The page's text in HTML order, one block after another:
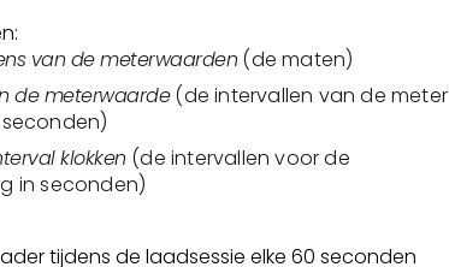
van de meterwaarden (de maten)
de meterwaarde(de intervallen van de meter
klokken (de intervallen voor de
in seconden)
tijdens de laadsessie elke 60 seconden